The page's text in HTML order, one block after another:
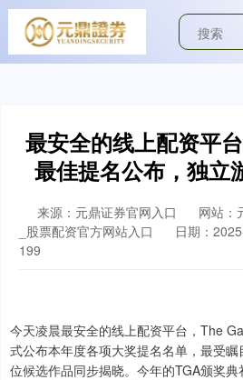
最安全的线上配资平
最佳提名公布，独立
来源：元鼎证券官网入口
网站：
_股票配资官方网站入口
日期：
199
今天凌晨最安全的线上配资平台，The
式公布本年度各项大奖提名名单，最受瞩
位候选作品同步揭晓。今年的TGA颁奖